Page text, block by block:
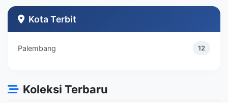
Teknik Industri
Kota Terbit
Palembang 12
Koleksi Terbaru